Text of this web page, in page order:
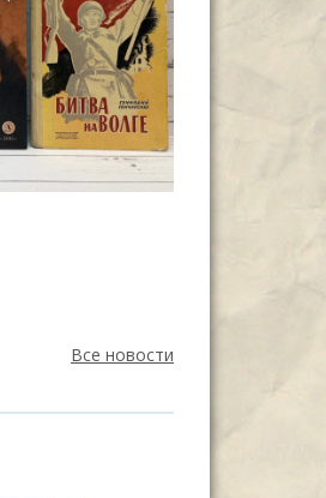
Все новости